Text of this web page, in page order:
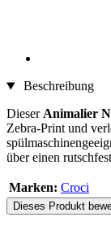
Beschreibung
Dieser Animalier
Zebra-Print und
über einen
Marken: Croci
Dieses Produkt